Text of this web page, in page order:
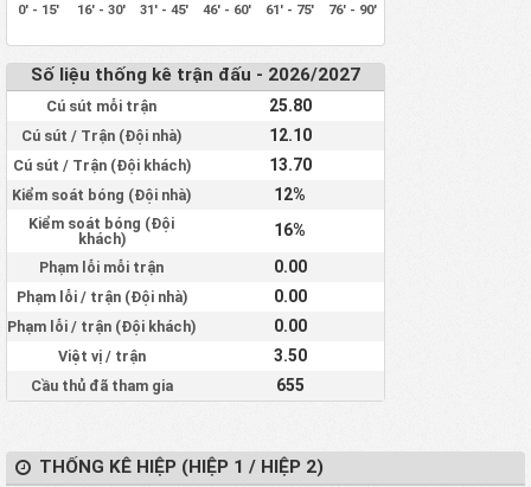
0' - 15' 16' - 30' 31' - 45' 46' - 60' 61' - 75' 76' - 90'
Số liệu thống kê trận đấu - 2026/2027
Cú sút mỗi trận 25.80
Cú sút / Trận (Đội nhà) 12.10
Cú sút / Trận (Đội khách) 13.70
Kiểm soát bóng (Đội nhà) 12%
Kiểm soát bóng (Đội
khách)
16%
Phạm lỗi mỗi trận 0.00
Phạm lỗi / trận (Đội nhà) 0.00
Phạm lỗi / trận (Đội khách) 0.00
Việt vị / trận 3.50
Cầu thủ đã tham gia 655
THỐNG KÊ HIỆP (HIỆP 1 / HIỆP 2)